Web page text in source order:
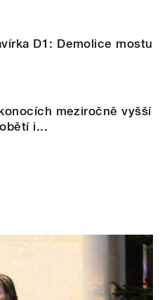
D1: Demolice mostu
meziročně vyšší
i...